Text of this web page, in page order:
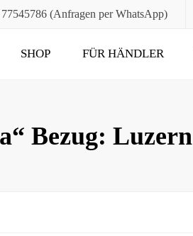
(Anfragen per WhatsApp)
SHOP FÜR HÄNDLER
Bezug: Luzern